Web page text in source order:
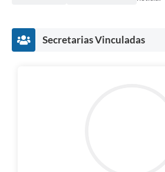
Secretarias Vinculadas